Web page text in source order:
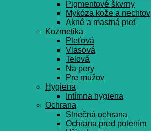
Pigmentové škvrny
Mykóza kože a nechtov
Akné a mastná pleť
Kozmetika
Pleťová
Vlasová
Telová
Na pery
Pre mužov
Hygiena
Intímna hygiena
Ochrana
Slnečná ochrana
Ochrana pred potením